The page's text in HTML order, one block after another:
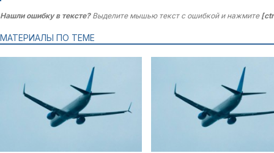
Нашли ошибку в тексте?Выделите мышью текст с ошибкой и нажмите
МАТЕРИАЛЫ ПО ТЕМЕ